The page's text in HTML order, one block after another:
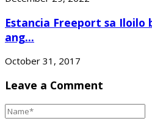
Estancia Freeport sa Iloilo
ang...
October 31, 2017
Leave a Comment